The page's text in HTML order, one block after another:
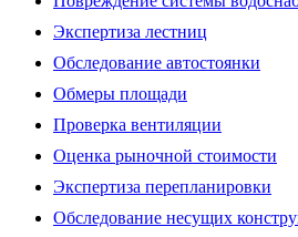
Экспертиза лестниц
Обследование автостоянки
Обмеры площади
Проверка вентиляции
Оценка рыночной стоимости
Экспертиза перепланировки
Обследование несущих